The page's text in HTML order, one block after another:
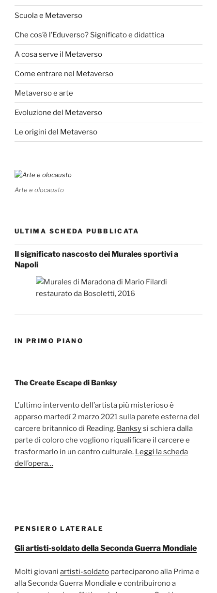
Scuola e Metaverso
Che cos’è l’Eduverso? Significato e didattica
A cosa serve il Metaverso
Come entrare nel Metaverso
Metaverso e arte
Evoluzione del Metaverso
Le origini del Metaverso
Arte e olocausto
ULTIMA SCHEDA PUBBLICATA
Il significato nascosto dei Murales sportivi a
Napoli
IN PRIMO PIANO
The Create Escape di Banksy
L’ultimo intervento dell’artista più misterioso è
apparso martedì 2 marzo 2021 sulla parete esterna del
carcere britannico di Reading. Banksysi schiera dalla
parte di coloro che vogliono riqualificare il carcere e
trasformarlo in un centro culturale. Leggi la scheda
dell’opera…
PENSIERO LATERALE
Gli artisti-soldato della Seconda Guerra Mondiale
Molti giovani artisti-soldato parteciparono alla Prima e
alla Seconda Guerra Mondiale e contribuirono a